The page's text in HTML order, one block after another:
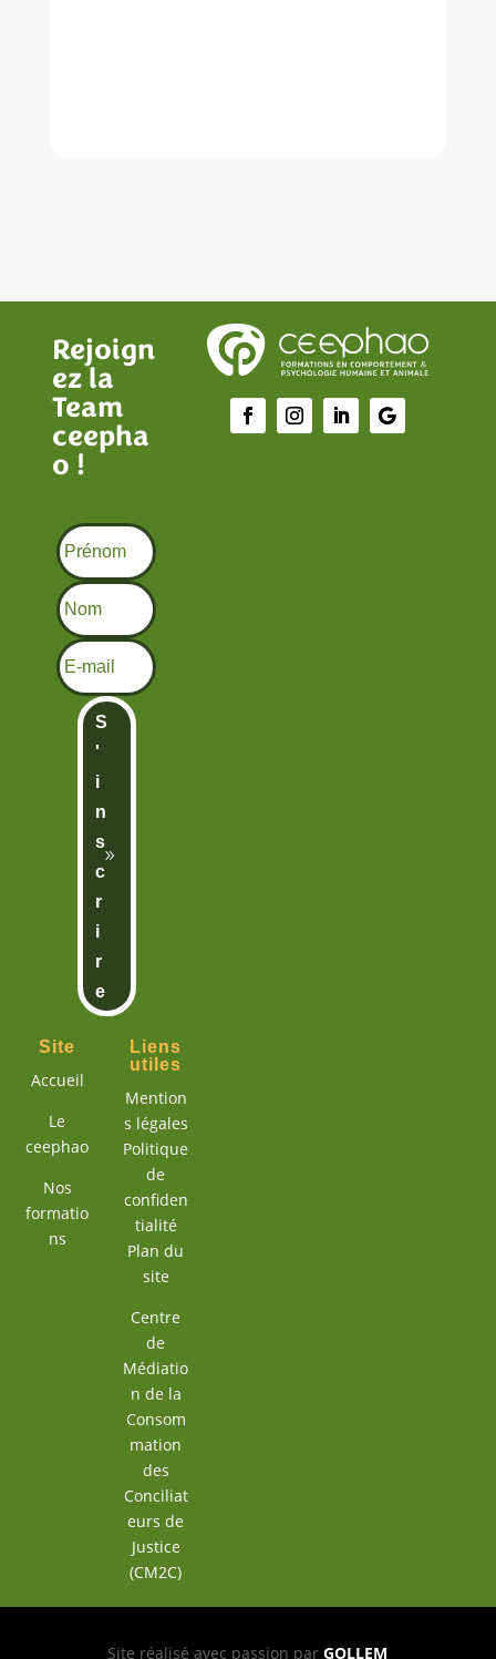
Rejoign
ez la
Team
ceepha
o !
S
'
i
n
s
c
r
i
r
e
Site
Accueil
Le
ceephao
Nos
formatio
ns
Liens
utiles
Mention
s légales
Politique
de
confiden
tialité
Plan du
site
Centre
de
Médiatio
n de la
Consom
mation
des
Conciliat
eurs de
Justice
(CM2C)
Site réalisé avec passion parGOLLEM